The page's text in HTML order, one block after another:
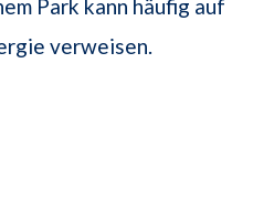
Park kann häufig auf
verweisen.